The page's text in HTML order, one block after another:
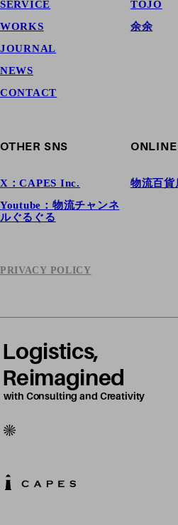
Logistics,
Reimagined
with Consulting and Creativity
SERVICE
WORKS
JOURNAL
NEWS
CONTACT
TOJO
余余
OTHER SNS
X：CAPES Inc.
Youtube：物流チャンネ
ルぐるぐる
物流百貨
PRIVACY POLICY